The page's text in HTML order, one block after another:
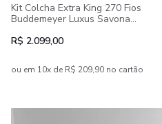
Kit Colcha Extra King 270 Fios
Buddemeyer Luxus Savona
peças
R$ 2.099,00
ou em 10x de R$ 209,90 no cartão